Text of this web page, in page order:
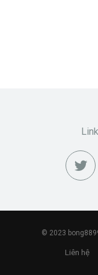
© 2023
Liên hệ